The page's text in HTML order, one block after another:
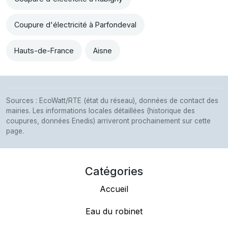
Coupure d'électricité à Parfondeval
Hauts-de-France Aisne
Sources : EcoWatt/RTE (état du réseau), données de contact des
mairies. Les informations locales détaillées (historique des
coupures, données Enedis) arriveront prochainement sur cette
page.
Catégories
Accueil
Eau du robinet